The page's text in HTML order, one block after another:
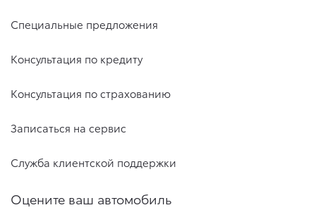
Специальные предложения
Консультация по кредиту
Консультация по страхованию
Записаться на сервис
Служба клиентской поддержки
Оцените ваш автомобиль